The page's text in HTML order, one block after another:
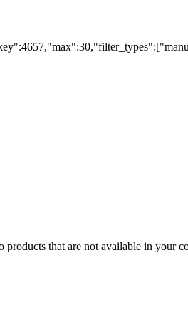
that are not available in your